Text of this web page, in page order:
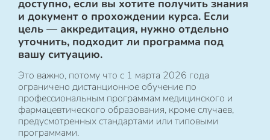
доступно, если вы хотите получить знания
и документ о прохождении курса. Если
цель — аккредитация, нужно отдельно
уточнить, подходит ли программа под
вашу ситуацию.
Это важно, потому что с 1 марта 2026 года
ограничено дистанционное обучение по
профессиональным программам медицинского и
фармацевтического образования, кроме случаев,
предусмотренных стандартами или типовыми
программами.